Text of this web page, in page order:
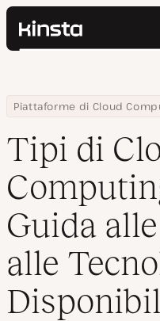
Kinsta®
Prezzi
Contatti
Cerca
Home
Centro Risorse
Blog
Piattaforme di Cloud
Tipi di Cloud Computing:
Tipi di
Guida
alle